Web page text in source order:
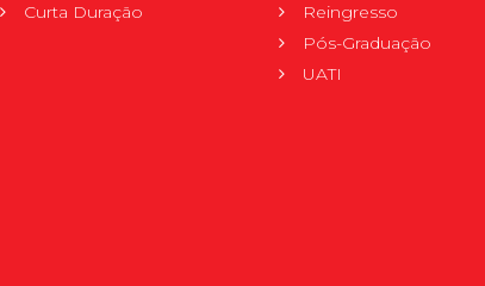
Curta Duração
Reingresso
Pós-Graduação
UATI